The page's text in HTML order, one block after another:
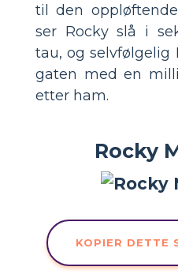
til den
ser Rocky slå i
tau, og selvfølgelig
gaten med en
etter ham.
Rocky
KOPIER DETTE